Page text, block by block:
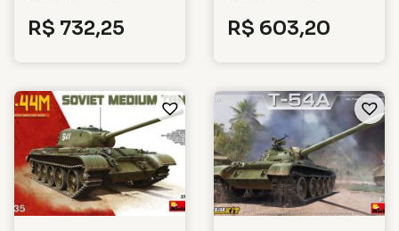
R$ 732,25 R$ 603,20